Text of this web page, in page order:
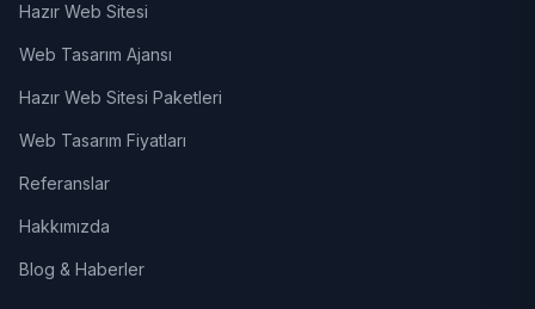
Hazır Web Sitesi
Web Tasarım Ajansı
Hazır Web Sitesi Paketleri
Web Tasarım Fiyatları
Referanslar
Hakkımızda
Blog & Haberler